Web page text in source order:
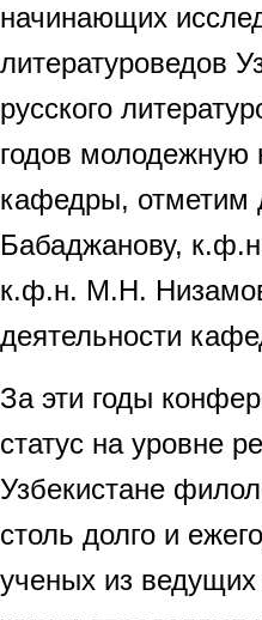
начинающих
литературоведов
русского
годов молодежную
кафедры,
Бабаджанову,
к.ф.н. М.Н.
деятельности
За эти годы
статус на уровне
Узбекистане
столь долго и
ученых из